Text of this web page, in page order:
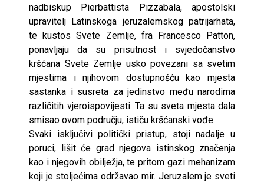
nadbiskup Pierbattista Pizzabala, apostolski
upravitelj Latinskoga jeruzalemskog patrijarhata,
te kustos Svete Zemlje, fra Francesco Patton,
ponavljaju da su prisutnost i svjedočanstvo
kršćana Svete Zemlje usko povezani sa svetim
mjestima i njihovom dostupnošću kao mjesta
sastanka i susreta za jedinstvo među narodima
različitih vjeroispovijesti. Ta su sveta mjesta dala
smisao ovom području, ističu kršćanski vođe.
Svaki isključivi politički pristup, stoji nadalje u
poruci, lišit će grad njegova istinskog značenja
kao i njegovih obilježja, te pritom gazi mehanizam
koji je stoljećima održavao mir. Jeruzalem je sveti